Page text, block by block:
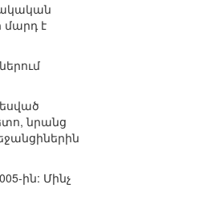
է
նրանց
ին: Մինչ